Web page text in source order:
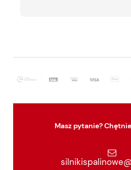
Masz pytanie?